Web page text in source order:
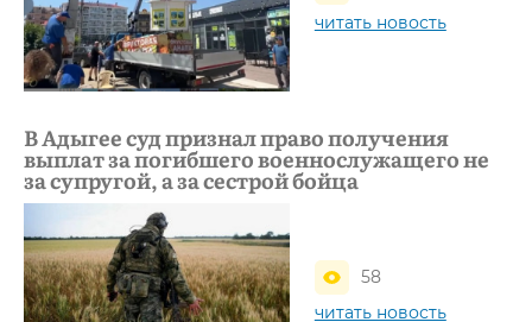
читать новость
В Адыгее суд признал право получения
выплат за погибшего военнослужащего не
за супругой, а за сестрой бойца
58
читать новость